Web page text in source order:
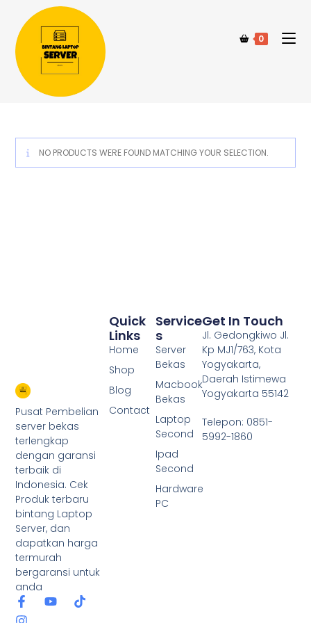
0
NO PRODUCTS WERE FOUND MATCHING YOUR SELECTION.
Pusat Pembelian
server bekas
terlengkap
dengan garansi
terbaik di
Indonesia. Cek
Produk terbaru
bintang Laptop
Server, dan
dapatkan harga
termurah
bergaransi untuk
anda
Service
S
Server
Bekas
Macbook
Bekas
Laptop
Second
Ipad
Second
Hardware
PC
Quick
Links
Home
Shop
Blog
Contact
Get In Touch
Jl. Gedongkiwo Jl.
Kp MJ1/763, Kota
Yogyakarta,
Daerah Istimewa
Yogyakarta 55142
Telepon: 0851-
5992-1860